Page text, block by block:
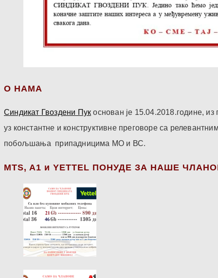
О НАМА
Синдикат Гвоздени Пук основан је 15.04.2018.године,
уз константне и конструктивне преговоре са
побољшања припадницима МО и ВС.
МТS, A1 и YETTEL ПОНУДЕ ЗА НАШЕ